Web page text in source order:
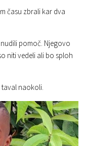
času zbrali kar dva
pomoč. Njegovo
niti vedeli ali bo sploh
taval naokoli.